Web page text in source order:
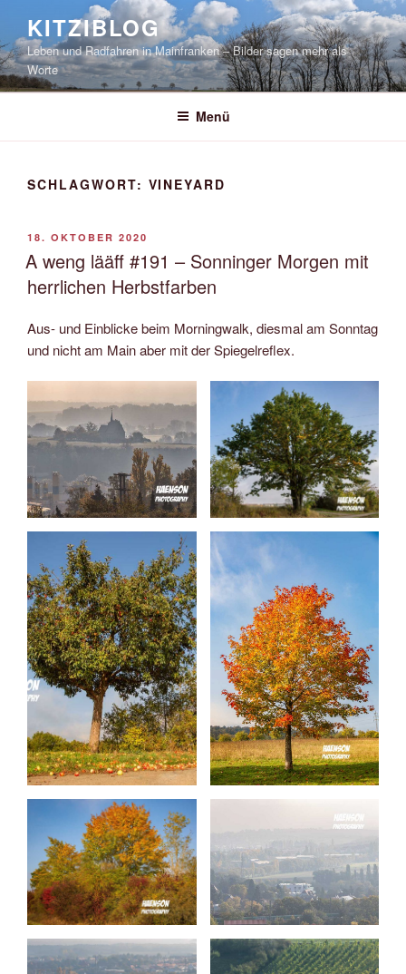
springen
KITZIBLOG
Leben und Radfahren in Mainfranken – Bilder sagen mehr als
Worte
Menü
SCHLAGWORT: VINEYARD
VERÖFFENTLICHT
AM
18. OKTOBER 2020
A weng lääff #191 – Sonninger Morgen mit
herrlichen Herbstfarben
Aus- und Einblicke beim Morningwalk, diesmal am Sonntag
und nicht am Main aber mit der Spiegelreflex.